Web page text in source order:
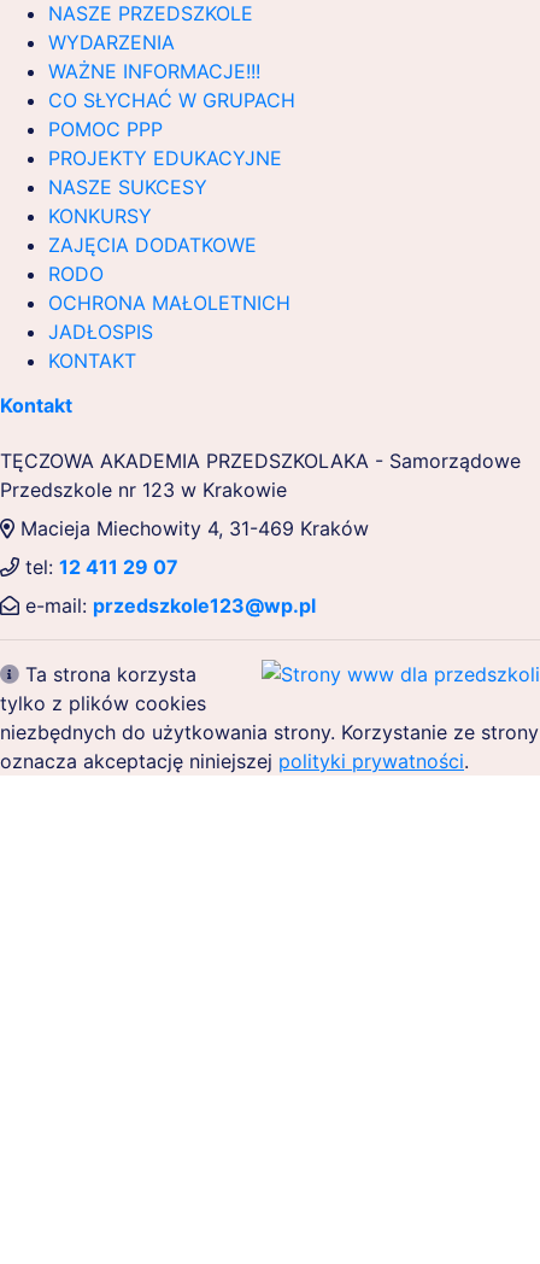
NASZE PRZEDSZKOLE
WYDARZENIA
WAŻNE INFORMACJE!!!
CO SŁYCHAĆ W GRUPACH
POMOC PPP
PROJEKTY EDUKACYJNE
NASZE SUKCESY
KONKURSY
ZAJĘCIA DODATKOWE
RODO
OCHRONA MAŁOLETNICH
JADŁOSPIS
KONTAKT
Kontakt
TĘCZOWA AKADEMIA PRZEDSZKOLAKA - Samorządowe
Przedszkole nr 123 w Krakowie
Macieja Miechowity 4, 31-469 Kraków
tel: 12 411 29 07
e-mail: przedszkole123@wp.pl
Ta strona korzysta
tylko z plików cookies
niezbędnych do użytkowania strony. Korzystanie ze strony
oznacza akceptację niniejszej polityki prywatności.